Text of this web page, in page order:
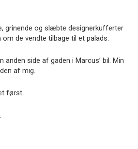
grinende og slæbte designerkufferter
de vendte tilbage til et palads.
anden side af gaden i Marcus’ bil. Min
af mig.
først.